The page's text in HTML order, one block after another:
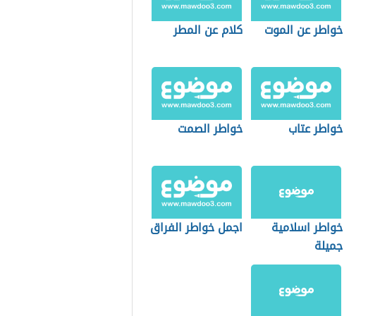
خواطر عن الموت كلام عن المطر
خواطر عتاب خواطر الصمت
خواطر اسلامية
جميلة
اجمل خواطر الفراق